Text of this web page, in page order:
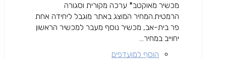
מכשיר מאוקטב* ערכה מקורית וסגורה
הרמטית.המחיר המוצג באתר מוגבל ליחידה אחת
פר בית-אב, מכשיר נוסף מעבר למכשיר הראשון
יחוייב במחיר...
הוסף למועדפים